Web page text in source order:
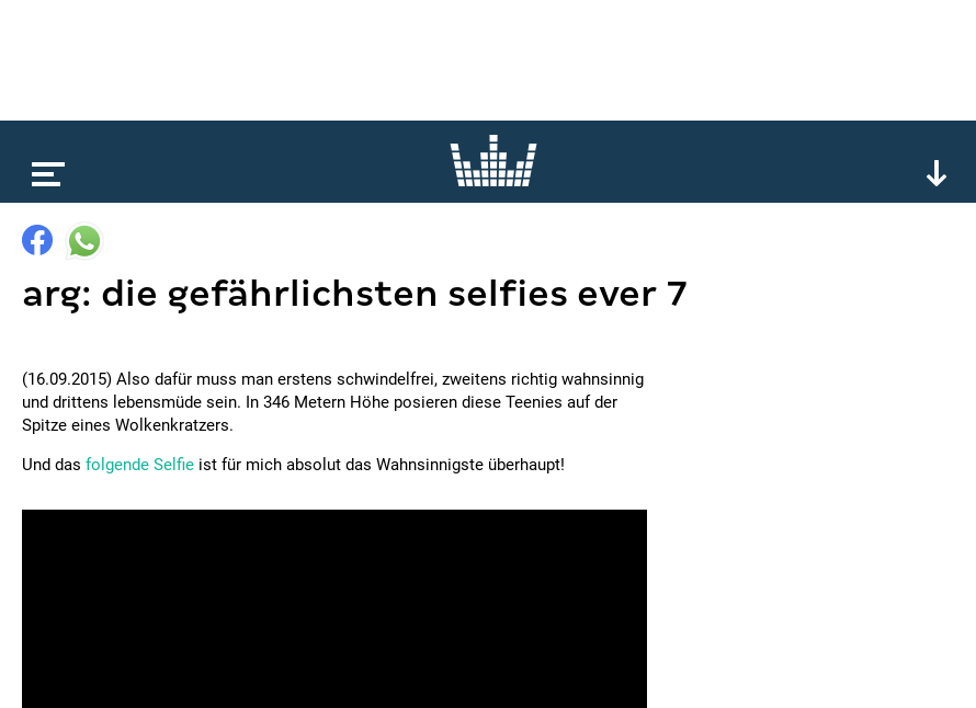
arg: die gefährlichsten selfies ever 7
(16.09.2015) Also dafür muss man erstens schwindelfrei, zweitens richtig wahnsinnig
und drittens lebensmüde sein. In 346 Metern Höhe posieren diese Teenies auf der
Spitze eines Wolkenkratzers.
Und das folgende Selfie ist für mich absolut das Wahnsinnigste überhaupt!